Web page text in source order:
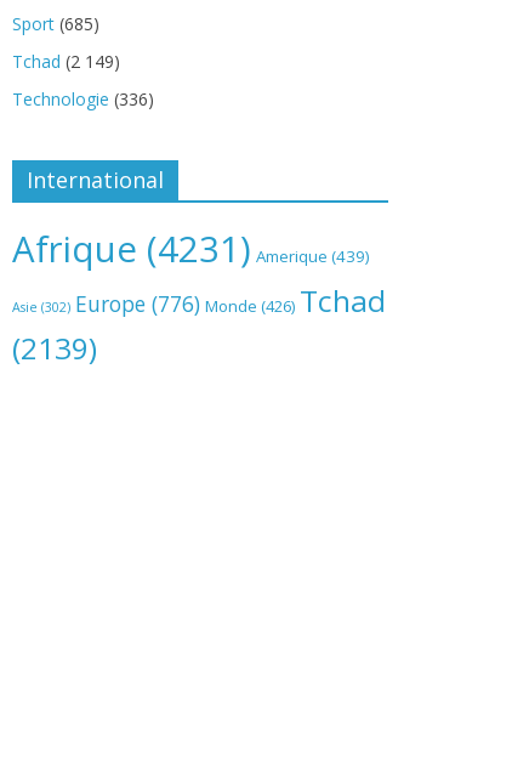
Sport (685)
Tchad (2 149)
Technologie (336)
International
Afrique (4231) Amerique (439)
Asie (302) Europe (776) Monde (426) Tchad
(2139)